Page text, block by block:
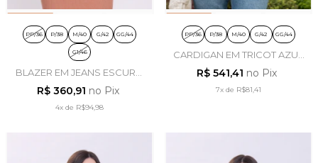
PP/36 P/38 M/40 G/42 GG/44
G1/46
BLAZER EM JEANS ESCURO
R$ 360,91 no Pix
4x de R$94,98
PP/36 P/38 M/40 G/42 GG/44
CARDIGAN EM TRICOT AZUL
MARINHO - LUZIA FAZZOLLI
R$ 541,41 no Pix
7xde R$81,41